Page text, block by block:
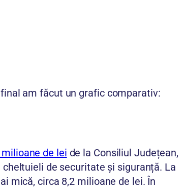
am făcut un grafic comparativ:
milioane de lei de la Consiliul Județean,
de securitate și siguranță. La
mică, circa 8,2 milioane de lei. În